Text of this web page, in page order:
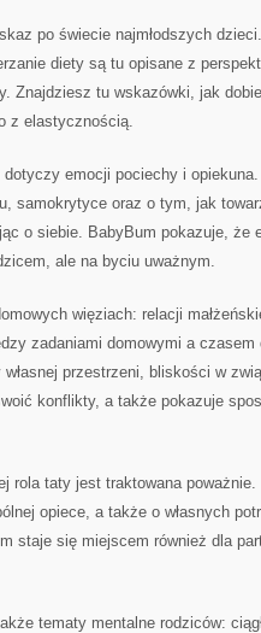
po świecie najmłodszych
diety są tu opisane z
Znajdziesz tu wskazówki, jak
z elastycznością.
emocji pociechy i
samokrytyce oraz o tym, jak
o siebie. BabyBum pokazuje, że
ale na byciu uważnym.
więziach: relacji
zadaniami domowymi a
przestrzeni, bliskości w
konflikty, a także pokazuje
rola taty jest traktowana
opiece, a także o własnych
staje się miejscem również dla
tematy mentalne rodziców: